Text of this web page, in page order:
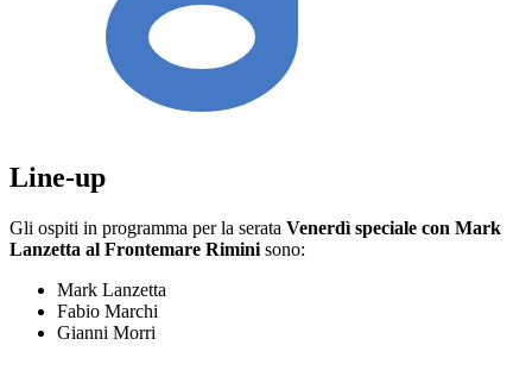
Line-up
Gli ospiti in programma per la serata Venerdì speciale con Mark
Lanzetta al Frontemare Rimini sono:
Mark Lanzetta
Fabio Marchi
Gianni Morri